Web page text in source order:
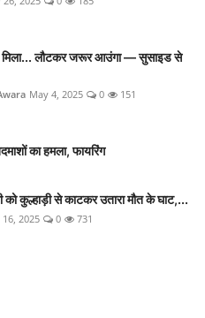
मिला... लौटकर जरूर आउंगा — सुसाइड से
May 4, 2025 0 151
का हमला, फायरिंग
को कुल्हाड़ी से काटकर उतारा मौत के घाट,...
2025 0 731